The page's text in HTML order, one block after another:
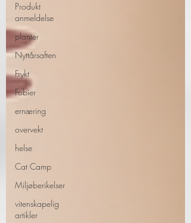
Produkt
anmeldelse
planter
Nyttårsaften
Frykt
Fobier
ernæring
overvekt
helse
Cat Camp
Miljøberikelser
vitenskapelig
artikler